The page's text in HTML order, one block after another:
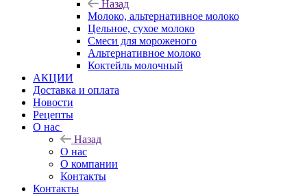
Назад
Молоко, альтернативное молоко
Цельное, сухое молоко
Смеси для мороженого
Альтернативное молоко
Коктейль молочный
АКЦИИ
Доставка и оплата
Новости
Рецепты
О нас
Назад
О нас
О компании
Контакты
Контакты